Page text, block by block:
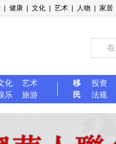
| 健康 | 文化 | 艺术 | 人物 | 家居
化
艺术
乐
旅游
移
民
投资
法规